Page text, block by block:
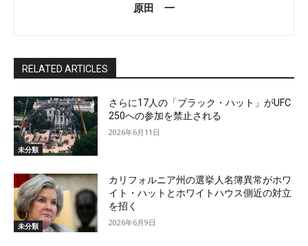
原田 一
RELATED ARTICLES
未分類
さらに17人の「ブラック・ハット」がUFC
250への参加を禁止される
2026年6月11日
未分類
カリフォルニア州の選挙人名簿異常がホワ
イト・ハットとホワイトハウス側近の対立
を招く
2026年6月9日